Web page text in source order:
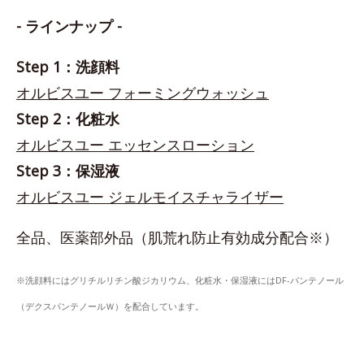
- ラインナップ -
Step 1：洗顔料
オルビスユー フォーミングウォッシュ
Step 2：化粧水
オルビスユー エッセンスローション
Step 3：保湿液
オルビスユー ジェルモイスチャライザー
全品、医薬部外品（肌荒れ防止有効成分配合※）
※洗顔料にはグリチルリチン酸ジカリウム、化粧水・保湿液にはDF-パンテノール
（デクスパンテノールＷ）を配合しています。